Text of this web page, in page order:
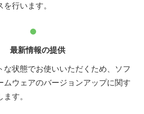
行います。
最新情報の提供
な状態でお使いいただくため、ソフ
ムウェアのバージョンアップに関す
す。